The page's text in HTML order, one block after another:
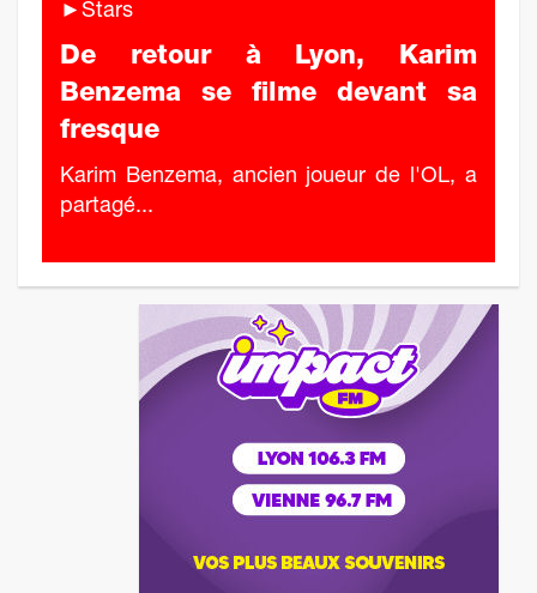
►Stars
De retour à Lyon, Karim
Benzema se filme devant sa
fresque
Karim Benzema, ancien joueur de l'OL, a
partagé...